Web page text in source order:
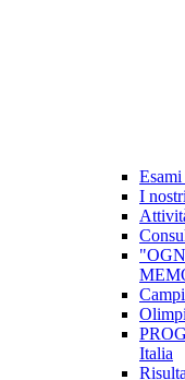
I
Italia